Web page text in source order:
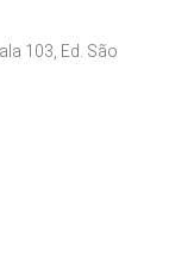
103, Ed. São